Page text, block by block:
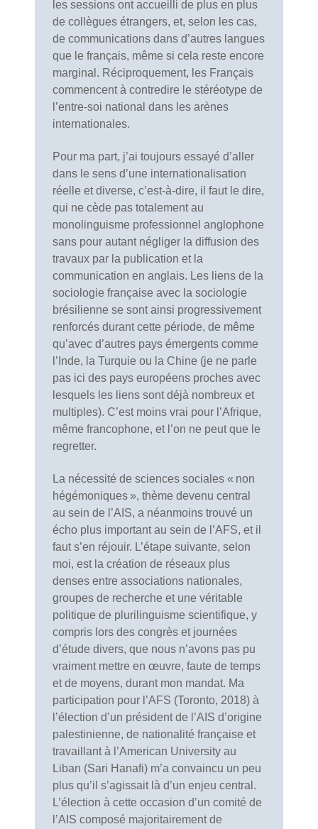
les sessions ont accueilli de plus en plus
de collègues étrangers, et, selon les cas,
de communications dans d’autres langues
que le français, même si cela reste encore
marginal. Réciproquement, les Français
commencent à contredire le stéréotype de
l’entre-soi national dans les arènes
internationales.
Pour ma part, j’ai toujours essayé d’aller
dans le sens d’une internationalisation
réelle et diverse, c’est-à-dire, il faut le dire,
qui ne cède pas totalement au
monolinguisme professionnel anglophone
sans pour autant négliger la diffusion des
travaux par la publication et la
communication en anglais. Les liens de la
sociologie française avec la sociologie
brésilienne se sont ainsi progressivement
renforcés durant cette période, de même
qu’avec d’autres pays émergents comme
l’Inde, la Turquie ou la Chine (je ne parle
pas ici des pays européens proches avec
lesquels les liens sont déjà nombreux et
multiples). C’est moins vrai pour l’Afrique,
même francophone, et l’on ne peut que le
regretter.
La nécessité de sciences sociales « non
hégémoniques », thème devenu central
au sein de l’AIS, a néanmoins trouvé un
écho plus important au sein de l’AFS, et il
faut s’en réjouir. L’étape suivante, selon
moi, est la création de réseaux plus
denses entre associations nationales,
groupes de recherche et une véritable
politique de plurilinguisme scientifique, y
compris lors des congrès et journées
d’étude divers, que nous n’avons pas pu
vraiment mettre en œuvre, faute de temps
et de moyens, durant mon mandat. Ma
participation pour l’AFS (Toronto, 2018) à
l’élection d’un président de l’AIS d’origine
palestinienne, de nationalité française et
travaillant à l’American University au
Liban (Sari Hanafi) m’a convaincu un peu
plus qu’il s’agissait là d’un enjeu central.
L’élection à cette occasion d’un comité de
l’AIS composé majoritairement de